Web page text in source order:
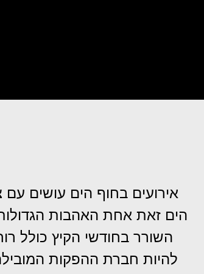
הים זאת אחת האהבות
השורר בחודשי הקיץ כולל
להיות חברת ההפקות